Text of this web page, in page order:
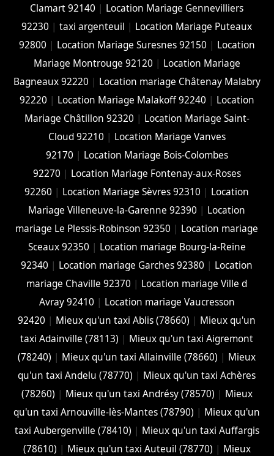
Clamart 92140 | Location Mariage Gennevilliers
92230 |taxi argenteuil | Location Mariage Puteaux
92800 | Location Mariage Suresnes 92150 | Location
Mariage Montrouge 92120 | Location Mariage
Bagneaux 92220 | Location mariage Châtenay Malabry
92220 | Location Mariage Malakoff 92240 | Location
Mariage Châtillon 92320 | Location Mariage Saint-
Cloud 92210 | Location Mariage Vanves
92170 | Location Mariage Bois-Colombes
92270 | Location Mariage Fontenay-aux-Roses
92260 | Location Mariage Sèvres 92310 | Location
Mariage Villeneuve-la-Garenne 92390 | Location
mariage Le Plessis-Robinson 92350 | Location mariage
Sceaux 92350 | Location mariage Bourg-la-Reine
92340 | Location mariage Garches 92380 | Location
mariage Chaville 92370 | Location mariage Ville d
Avray 92410 | Location mariage Vaucresson
92420 | Mieux qu'un taxi Ablis (78660) | Mieux qu'un
taxi Adainville (78113) | Mieux qu'un taxi Aigremont
(78240) | Mieux qu'un taxi Allainville (78660) | Mieux
qu'un taxi Andelu (78770) | Mieux qu'un taxi Achères
(78260) | Mieux qu'un taxi Andrésy (78570) | Mieux
qu'un taxi Arnouville-lès-Mantes (78790) | Mieux qu'un
taxi Aubergenville (78410) | Mieux qu'un taxi Auffargis
(78610) | Mieux qu'un taxi Auteuil (78770) | Mieux